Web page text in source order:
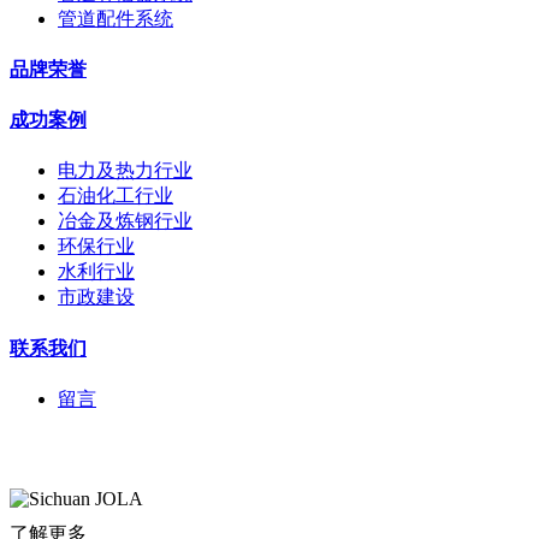
管道配件系统
品牌荣誉
成功案例
电力及热力行业
石油化工行业
冶金及炼钢行业
环保行业
水利行业
市政建设
联系我们
留言
了解更多